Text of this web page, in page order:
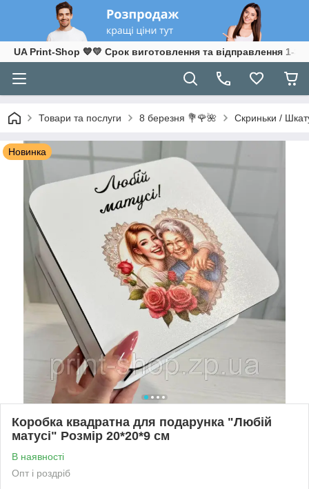
UA Print-Shop ​💙💛 Срок виготовлення та відправлення 1-3
Товари та послуги 8 березня 💐🌹🌺 Скриньки /
Новинка
Коробка квадратна для подарунка "Любій
матусі" Розмір 20*20*9 см
В наявності
Опт і роздріб